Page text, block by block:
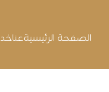
الصفحة الرئيسيةعنا